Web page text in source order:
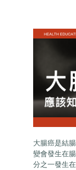
大腸癌是結
變會發生在
分之一發生